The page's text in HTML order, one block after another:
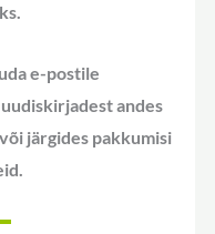
e-postile
andes
järgides pakkumisi